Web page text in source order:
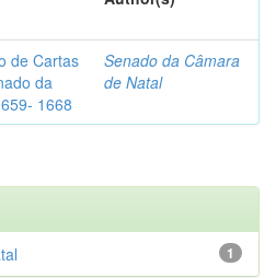
de Cartas
da
1668
Senado da Câmara
de Natal
1